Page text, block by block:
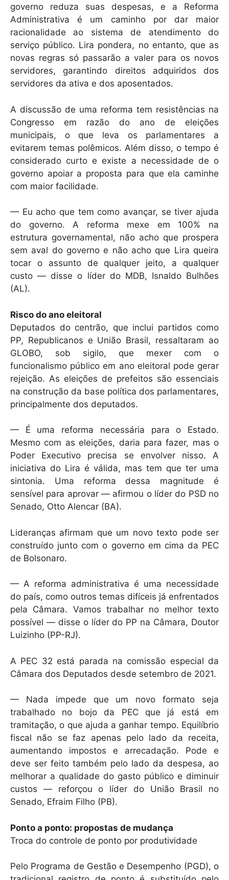
governo reduza suas despesas, e a Reforma
Administrativa é um caminho por dar maior
racionalidade ao sistema de atendimento do
serviço público. Lira pondera, no entanto, que as
novas regras só passarão a valer para os novos
servidores, garantindo direitos adquiridos dos
servidores da ativa e dos aposentados.
A discussão de uma reforma tem resistências na
Congresso em razão do ano de eleições
municipais, o que leva os parlamentares a
evitarem temas polêmicos. Além disso, o tempo é
considerado curto e existe a necessidade de o
governo apoiar a proposta para que ela caminhe
com maior facilidade.
— Eu acho que tem como avançar, se tiver ajuda
do governo. A reforma mexe em 100% na
estrutura governamental, não acho que prospera
sem aval do governo e não acho que Lira queira
tocar o assunto de qualquer jeito, a qualquer
custo — disse o líder do MDB, Isnaldo Bulhões
(AL).
Risco do ano eleitoral
Deputados do centrão, que inclui partidos como
PP, Republicanos e União Brasil, ressaltaram ao
GLOBO, sob sigilo, que mexer com o
funcionalismo público em ano eleitoral pode gerar
rejeição. As eleições de prefeitos são essenciais
na construção da base política dos parlamentares,
principalmente dos deputados.
— É uma reforma necessária para o Estado.
Mesmo com as eleições, daria para fazer, mas o
Poder Executivo precisa se envolver nisso. A
iniciativa do Lira é válida, mas tem que ter uma
sintonia. Uma reforma dessa magnitude é
sensível para aprovar — afirmou o líder do PSD no
Senado, Otto Alencar (BA).
Lideranças afirmam que um novo texto pode ser
construído junto com o governo em cima da PEC
de Bolsonaro.
— A reforma administrativa é uma necessidade
do país, como outros temas difíceis já enfrentados
pela Câmara. Vamos trabalhar no melhor texto
possível — disse o líder do PP na Câmara, Doutor
Luizinho (PP-RJ).
A PEC 32 está parada na comissão especial da
Câmara dos Deputados desde setembro de 2021.
— Nada impede que um novo formato seja
trabalhado no bojo da PEC que já está em
tramitação, o que ajuda a ganhar tempo. Equilíbrio
fiscal não se faz apenas pelo lado da receita,
aumentando impostos e arrecadação. Pode e
deve ser feito também pelo lado da despesa, ao
melhorar a qualidade do gasto público e diminuir
custos — reforçou o líder do União Brasil no
Senado, Efraim Filho (PB).
Ponto a ponto: propostas de mudança
Troca do controle de ponto por produtividade
Pelo Programa de Gestão e Desempenho (PGD), o